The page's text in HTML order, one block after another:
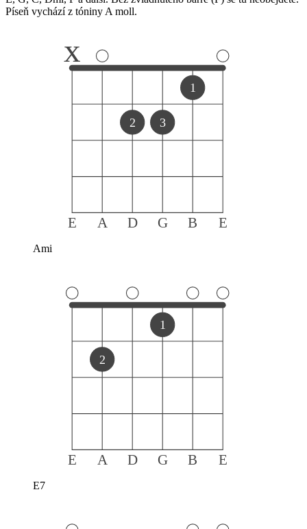
Píseň vychází z tóniny A moll.
E A D G B E
x
2 3
1
Ami
E A D G B E
2
1
E7